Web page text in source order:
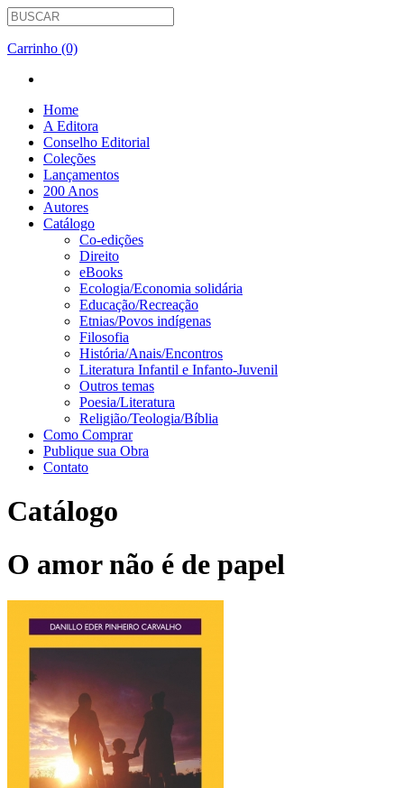
Carrinho (0)
Home
A Editora
Conselho Editorial
Coleções
Lançamentos
200 Anos
Autores
Catálogo
Co-edições
Direito
eBooks
Ecologia/Economia solidária
Educação/Recreação
Etnias/Povos indígenas
Filosofia
História/Anais/Encontros
Literatura Infantil e Infanto-Juvenil
Outros temas
Poesia/Literatura
Religião/Teologia/Bíblia
Como Comprar
Publique sua Obra
Contato
Catálogo
O amor não é de papel